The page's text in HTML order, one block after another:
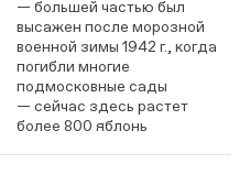
— большей частью был
высажен после морозной
военной зимы 1942 г., когда
погибли многие
подмосковные сады
— сейчас здесь растет
более 800 яблонь